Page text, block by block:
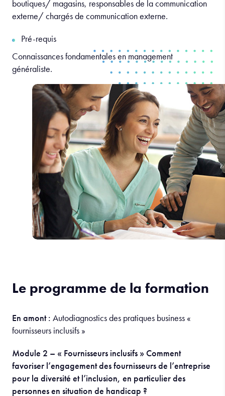
boutiques/ magasins, responsables de la communication
externe/ chargés de communication externe.
Pré-requis
Connaissances fondamentales en management
généraliste.
Le programme de la formation
En amont : Autodiagnostics des pratiques business «
fournisseurs inclusifs »
Module 2 – « Fournisseurs inclusifs » Comment
favoriser l’engagement des fournisseurs de l’entreprise
pour la diversité et l’inclusion, en particulier des
personnes en situation de handicap ?